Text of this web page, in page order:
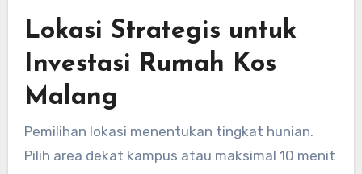
Lokasi Strategis untuk
Investasi Rumah Kos
Malang
Pemilihan lokasi menentukan tingkat hunian.
Pilih area dekat kampus atau maksimal 10 menit